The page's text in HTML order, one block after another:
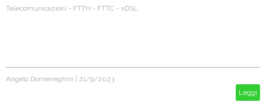
Telecomunicazioni - FTTH - FTTC - xDSL
Angelo Domeneghini
21/9/2023
Leggi